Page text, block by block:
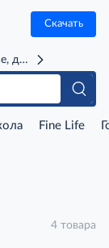
Скачать
д. 71Г (м. Речной
Fine Life
4 товара